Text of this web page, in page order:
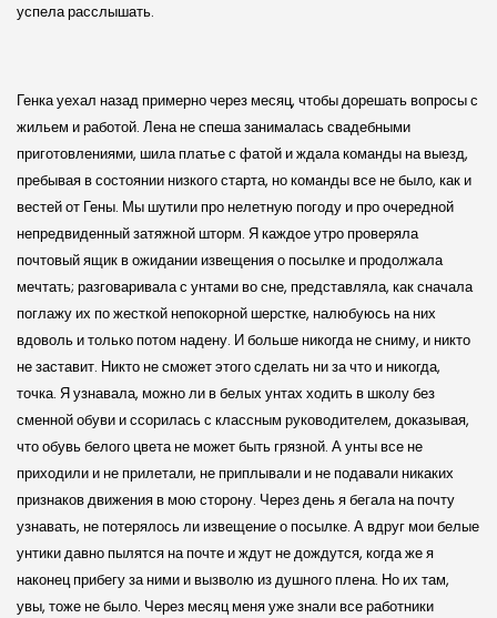
успела расслышать.
Генка уехал назад примерно через месяц, чтобы дорешать вопросы с
жильем и работой. Лена не спеша занималась свадебными
приготовлениями, шила платье с фатой и ждала команды на выезд,
пребывая в состоянии низкого старта, но команды все не было, как и
вестей от Гены. Мы шутили про нелетную погоду и про очередной
непредвиденный затяжной шторм. Я каждое утро проверяла
почтовый ящик в ожидании извещения о посылке и продолжала
мечтать; разговаривала с унтами во сне, представляла, как сначала
поглажу их по жесткой непокорной шерстке, налюбуюсь на них
вдоволь и только потом надену. И больше никогда не сниму, и никто
не заставит. Никто не сможет этого сделать ни за что и никогда,
точка. Я узнавала, можно ли в белых унтах ходить в школу без
сменной обуви и ссорилась с классным руководителем, доказывая,
что обувь белого цвета не может быть грязной. А унты все не
приходили и не прилетали, не приплывали и не подавали никаких
признаков движения в мою сторону. Через день я бегала на почту
узнавать, не потерялось ли извещение о посылке. А вдруг мои белые
унтики давно пылятся на почте и ждут не дождутся, когда же я
наконец прибегу за ними и вызволю из душного плена. Но их там,
увы, тоже не было. Через месяц меня уже знали все работники